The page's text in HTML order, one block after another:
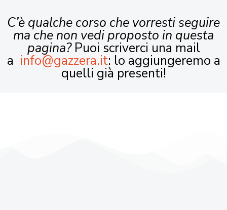
C’è qualche corso che vorresti seguire
ma che non vedi proposto in questa
pagina?Puoi scriverci una mail
a info@gazzera.it: lo aggiungeremo a
quelli già presenti!